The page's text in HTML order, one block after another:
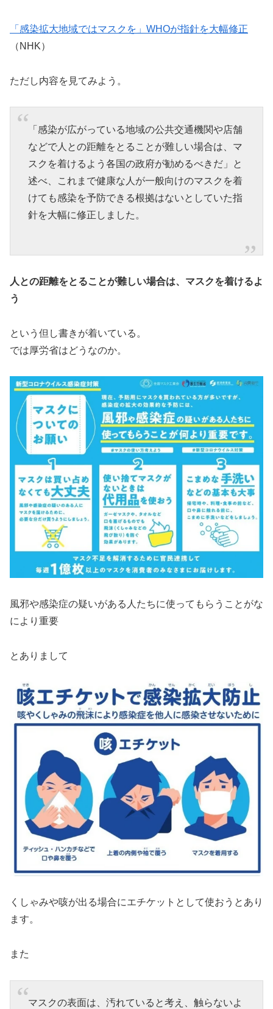
「感染拡大地域ではマスクを」WHOが指針を大幅修正
（NHK）
ただし内容を見てみよう。
「感染が広がっている地域の公共交通機関や店舗
などで人との距離をとることが難しい場合は、マ
スクを着けるよう各国の政府が勧めるべきだ」と
述べ、これまで健康な人が一般向けのマスクを着
けても感染を予防できる根拠はないとしていた指
針を大幅に修正しました。
人との距離をとることが難しい場合は、マスクを着けるよ
う
という但し書きが着いている。
では厚労省はどうなのか。
風邪や感染症の疑いがある人たちに使ってもらうことがな
により重要
とありまして
くしゃみや咳が出る場合にエチケットとして使おうとあり
ます。
また
マスクの表面は、汚れていると考え、触らないよ